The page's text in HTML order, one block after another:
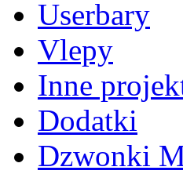
Userbary
Vlepy
Inne
Dodatki
Dzwonki